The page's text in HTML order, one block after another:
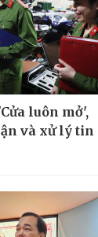
luôn mở',
và xử lý tin